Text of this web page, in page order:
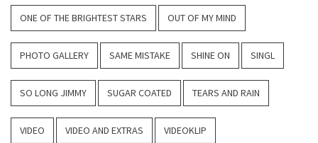
ONE OF THE BRIGHTEST STARS OUT OF MY MIND
PHOTO GALLERY SAME MISTAKE SHINE ON SINGL
SO LONG JIMMY SUGAR COATED TEARS AND RAIN
VIDEO VIDEO AND EXTRAS VIDEOKLIP